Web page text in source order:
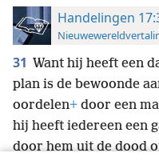
Handelingen
31 Want hij heeft een
plan is de bewoonde
oordelen+ door een
hij heeft iedereen een
door hem uit de dood